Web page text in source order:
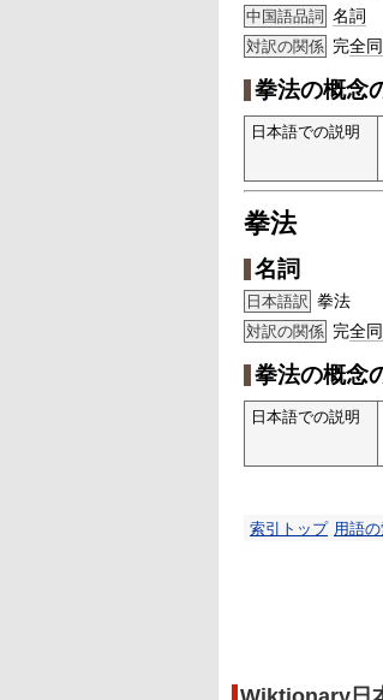
中国語品詞 名詞
対訳の関係 完全同
拳法の概念
日本語での説明
拳法
名詞
日本語訳 拳法
対訳の関係 完全同
拳法の概念
日本語での説明
索引トップ 用語の